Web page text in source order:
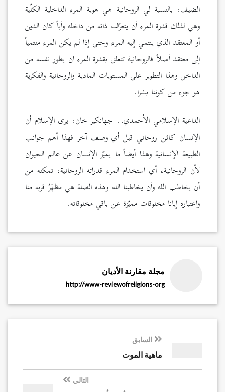
الضيف: بالنسبة لي الروحانية هي هوية المرء الداخلية الكلّية
وهي لذلك قدرة المرء أن يتعرّف ذاته من داخله وأياً كان الدين
أو المعتقد الذي ينتمي إليه المرء وحتى إذا لم يكن المرء منتمياً
إلى معتقد أصلاً فالروحانية تتعلق بقدرة المرء ان يطور نفسه من
الداخل وهذا التطوير على المستويات المادية والروحانية والفكرية
هو جزء من كوننا بشرا.
الداعية الإسلامي الأحمدي.. جهانكير خان: يرى الإسلام أن
الإنسان كائن روحاني قبل أي وصف آخر فهذا أهم جوانب
الطبيعة الإنسانية وهذا أيضاً ما يميّز الإنسان عن عالم الحيوان
لأن الروحانية، أي استخدام المرء قدراته الروحانية، تمكنه من
أن يخاطب الله وأن يخاطبنا الله وهذه الصلة هي مظهَرُ قربه منا
واعتباره إيانا مخلوقات مميّزة عن باقي مخلوقاته.
مجلة مقارنة الأديان
http://www-reviewofreligions-org
السابق
ماهية الموت
التالي